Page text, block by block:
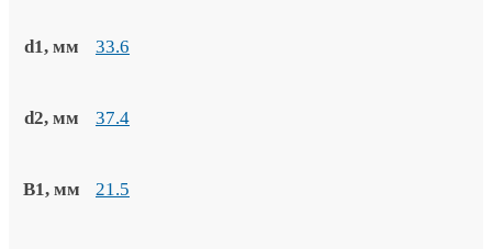
d1, мм 33.6
d2, мм 37.4
B1, мм 21.5